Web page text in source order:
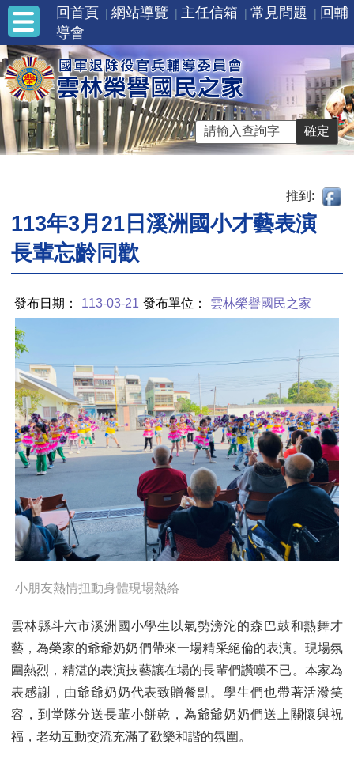
回首頁 網站導覽 主任信箱 常見問題
回輔
導會
推到:
113年3月21日溪洲國小才藝表演
長輩忘齡同歡
發布日期： 113-03-21 發布單位： 雲林榮譽國民之家
小朋友熱情扭動身體現場熱絡
雲林縣斗六市溪洲國小學生以氣勢滂沱的森巴鼓和熱舞才
藝，為榮家的爺爺奶奶們帶來一場精采絕倫的表演。現場氛
圍熱烈，精湛的表演技藝讓在場的長輩們讚嘆不已。本家為
表感謝，由爺爺奶奶代表致贈餐點。學生們也帶著活潑笑
容，到堂隊分送長輩小餅乾，為爺爺奶奶們送上關懷與祝
福，老幼互動交流充滿了歡樂和諧的氛圍。